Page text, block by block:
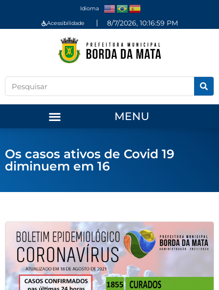
Idioma
Acessibilidade 8/7/2026, 10:16:59 PM
MENU
Os casos ativos de Covid 19
diminuem em 16